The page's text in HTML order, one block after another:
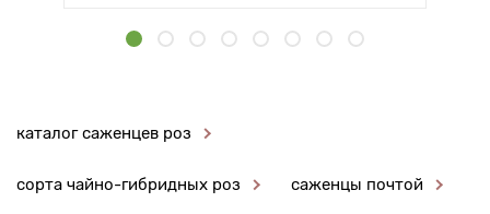
каталог саженцев роз
сорта чайно-гибридных роз саженцы почтой